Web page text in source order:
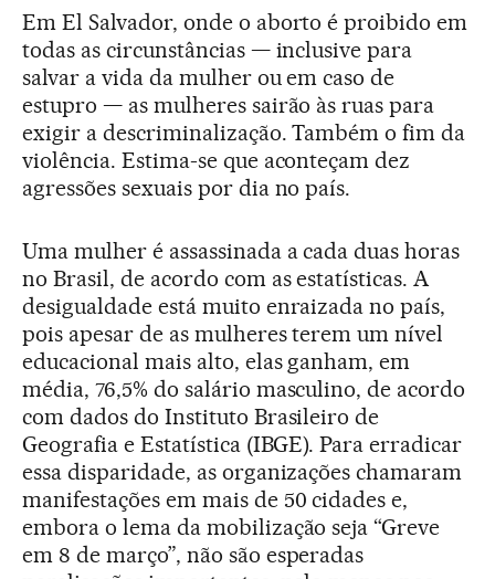
Em El Salvador, onde o aborto é proibido em
todas as circunstâncias — inclusive para
salvar a vida da mulher ou em caso de
estupro — as mulheres sairão às ruas para
exigir a descriminalização. Também o fim da
violência. Estima-se que aconteçam dez
agressões sexuais por dia no país.
Uma mulher é assassinada a cada duas horas
no Brasil, de acordo com as estatísticas. A
desigualdade está muito enraizada no país,
pois apesar de as mulheres terem um nível
educacional mais alto, elas ganham, em
média, 76,5% do salário masculino, de acordo
com dados do Instituto Brasileiro de
Geografia e Estatística (IBGE). Para erradicar
essa disparidade, as organizações chamaram
manifestações em mais de 50 cidades e,
embora o lema da mobilização seja “Greve
em 8 de março”, não são esperadas